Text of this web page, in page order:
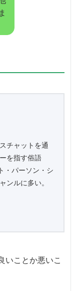
チャットを通
を指す俗語
・パーソン・シ
ンルに多い。
いことか悪いこ